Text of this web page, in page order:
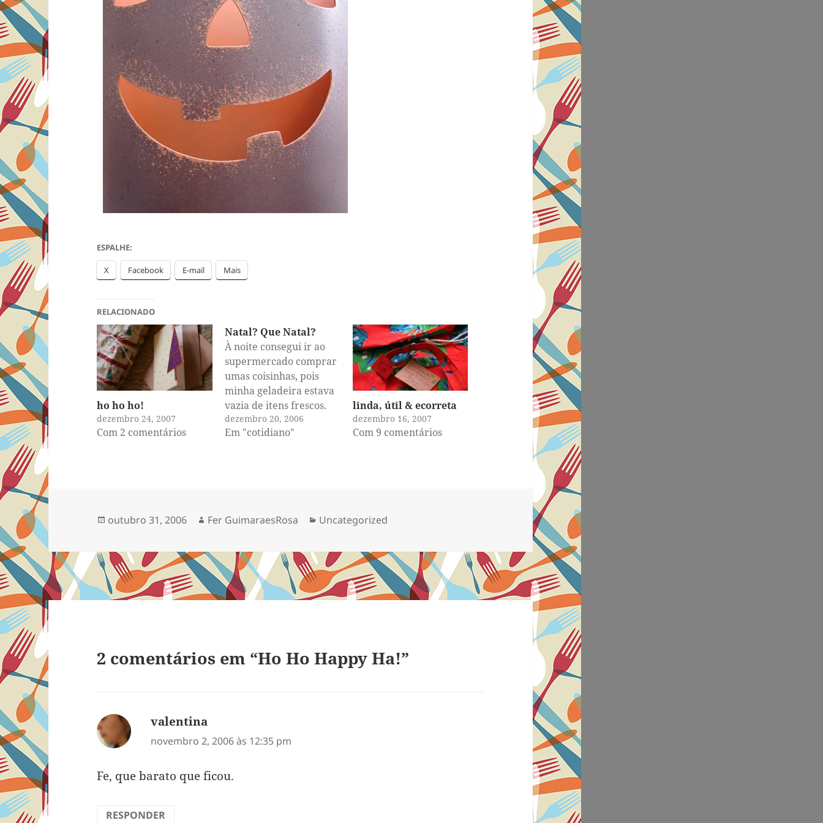
ESPALHE:
X Facebook E-mail Mais
RELACIONADO
ho ho ho!
dezembro 24, 2007
Com 2 comentários
Natal? Que Natal?
À noite consegui ir ao
supermercado comprar
umas coisinhas, pois
minha geladeira estava
vazia de itens frescos.
Fui capengando. Chega
quatro da tarde meus
super bem,
dezembro 20, 2006
Em "cotidiano"
linda, útil & ecorreta
dezembro 16, 2007
Com 9 comentários
Publicado
outubro 31, 2006 Autor
Fer GuimaraesRosa Categorias
Uncategorized
2 comentários em “Ho Ho Happy Ha!”
valentina
novembro 2, 2006 às 12:35 pm
Fe, que barato que ficou.
RESPONDER